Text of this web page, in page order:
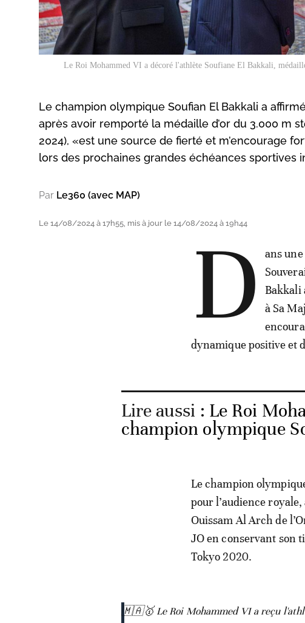
Le Roi Mohammed VI a décoré l'athlète Soufiane El Bakkali,
Le champion olympique Soufian El Bakkali a
après avoir remporté la médaille d’or du 3.000 m
2024), «est une source de fierté et m’encourage
lors des prochaines grandes échéances sportives
Par Le360 (avec MAP)
Le 14/08/2024 à 17h55, mis à jour le 14/08/2024 à 19h44
D
ans
Bakkali
à Sa
dynamique positive et
Lire aussi : Le Roi
champion olympique
Le champion
pour l’audience
Ouissam Al Arch de
JO en conservant son
Tokyo 2020.
🇲🇦🥇 Le Roi Mohammed VI a reçu